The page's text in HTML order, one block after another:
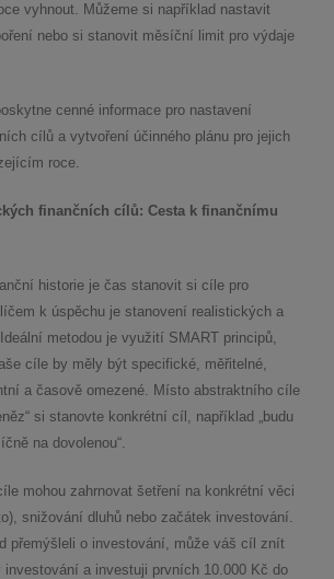
vyhnout. Můžeme si například nastavit
nebo si stanovit měsíční limit pro výdaje
cenné informace pro nastavení
cílů a vytvoření účinného plánu pro jejich
roce.
finančních cílů: Cesta k finančnímu
historie je čas stanovit si cíle pro
k úspěchu je stanovení realistických a
metodou je využití SMART principů,
cíle by měly být specifické, měřitelné,
a časově omezené. Místo abstraktního cíle
si stanovte konkrétní cíl, například „budu
na dovolenou“.
mohou zahrnovat šetření na konkrétní věci
snižování dluhů nebo začátek investování.
přemýšleli o investování, může váš cíl znít
investování a investuji prvních 10.000 Kč do